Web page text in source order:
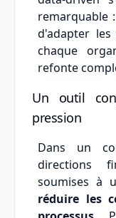
remarquable
d'adapter
chaque
refonte
Un outil
pression
Dans un
directions
soumises à
réduire les